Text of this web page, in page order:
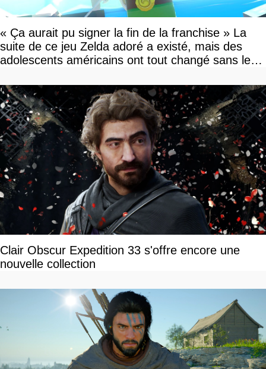
« Ça aurait pu signer la fin de la franchise » La
suite de ce jeu Zelda adoré a existé, mais des
adolescents américains ont tout changé sans le
Clair Obscur Expedition 33 s'offre encore une
nouvelle collection